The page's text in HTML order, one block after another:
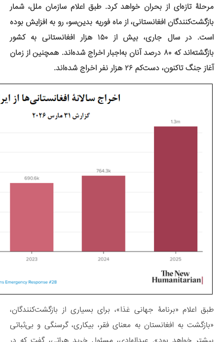
مرحلۀ تازه‌ای از بحران خواهد کرد. طبق اعلام سازمان ملل، شمار
بازگشت‌کنندگان افغانستانی، از ماه فوریه بدین‌سو، رو به افزایش بوده
است. در سال جاری، بیش از ۱۵۰ هزار افغانستانی به کشور
بازگشته‌اند که ۸۰ درصد آنان به‌اجبار اخراج شده‌اند. همچنین از زمان
آغاز جنگ تاکنون، دست‌کم ۲۶ هزار نفر اخراج شده‌اند.
طبق اعلام «برنامۀ جهانی غذا»، برای بسیاری از بازگشت‌کنندگان،
«بازگشت به افغانستان به معنای فقر، بیکاری، گرسنگی و بی‌ثباتی